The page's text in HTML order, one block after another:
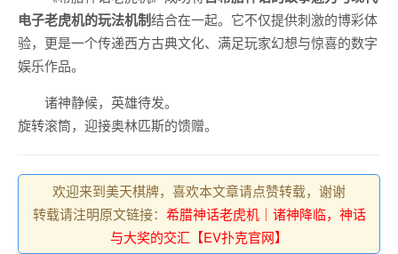
电子老虎机的玩法机制结合在一起。它不仅提供刺激的博彩体
验，更是一个传递西方古典文化、满足玩家幻想与惊喜的数字
娱乐作品。
诸神静候，英雄待发。
旋转滚筒，迎接奥林匹斯的馈赠。
欢迎来到美天棋牌，喜欢本文章请点赞转载，谢谢
转载请注明原文链接： 希腊神话老虎机｜诸神降临，神话
与大奖的交汇【EV扑克官网】